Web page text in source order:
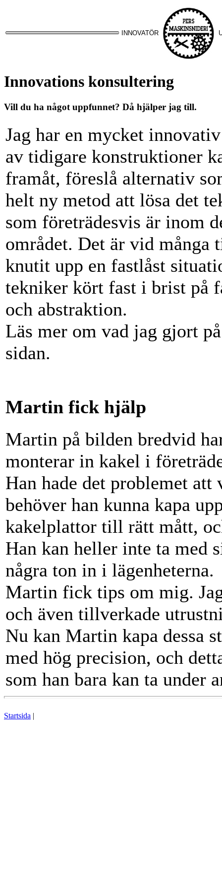
INNOVATÖR
Innovations konsultering
Vill du ha något uppfunnet? Då hjälper jag till.
Jag har en mycket
av tidigare konstruktioner
framåt, föreslå alternativ
helt ny metod att lösa det
som företrädesvis är inom
området. Det är vid många
knutit upp en fastlåst
tekniker kört fast i brist på
och abstraktion.
Läs mer om vad jag gjort
sidan.
Martin fick hjälp
Martin på bilden bredvid
monterar in kakel i
Han hade det problemet att
behöver han kunna kapa
kakelplattor till rätt mått,
Han kan heller inte ta med
några ton in i lägenheterna.
Martin fick tips om mig.
och även tillverkade
Nu kan Martin kapa dessa
med hög precision, och
som han bara kan ta under
Startsida |